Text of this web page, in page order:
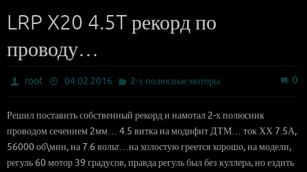
LRP X20 4.5T рекорд по
проводу…
root 04.02.2016 2-х полюсные моторы 0
Решил поставить собственный рекорд и намотал 2-х полюсник
проводом сечением 2мм… 4.5 витка на модифит ДТМ… ток ХХ 7.5А,
56000 об\мин, на 7.6 вольт…на холостую греется хорошо, на модели,
регуль 60 мотор 39 градусов, правда регуль был без куллера, но ездить